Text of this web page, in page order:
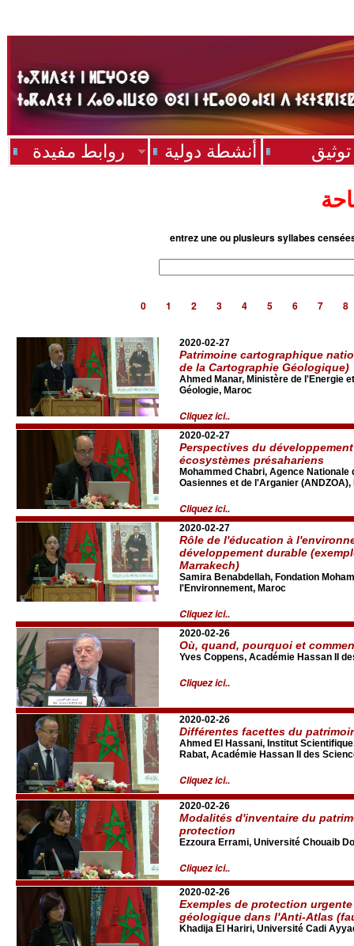
روابط مفيدة أنشطة دولية توثيق
entrez une ou plusieurs syllabes
0 1 2 3 4 5 6 7 8
2020-02-27
Patrimoine cartographique
de la Cartographie Géologique)
Ahmed Manar, Ministère de l'Energie
Géologie, Maroc
Cliquez ici..
2020-02-27
Perspectives du
écosystèmes présahariens
Mohammed Chabri, Agence Nationale
Oasiennes et de l'Arganier (ANDZOA),
Cliquez ici..
2020-02-27
Rôle de l'éducation à
développement durable
Marrakech)
Samira Benabdellah, Fondation
l'Environnement, Maroc
Cliquez ici..
2020-02-26
Où, quand, pourquoi et
Yves Coppens, Académie Hassan II
Cliquez ici..
2020-02-26
Différentes facettes du
Ahmed El Hassani, Institut
Rabat, Académie Hassan II des
Cliquez ici..
2020-02-26
Modalités d'inventaire du
protection
Ezzoura Errami, Université Chouaib
Cliquez ici..
2020-02-26
Exemples de protection
géologique dans l'Anti-Atlas
Khadija El Hariri, Université Cadi